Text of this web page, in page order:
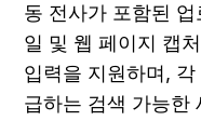
동 전사가 포함된
일 및 웹 페이지 캡
입력을 지원하며,
급하는 검색 가능한